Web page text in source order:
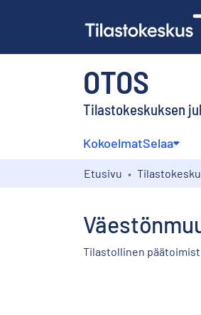
OTOS
Tilastokeskuksen
KokoelmatSelaa
Etusivu
Tilastollinen